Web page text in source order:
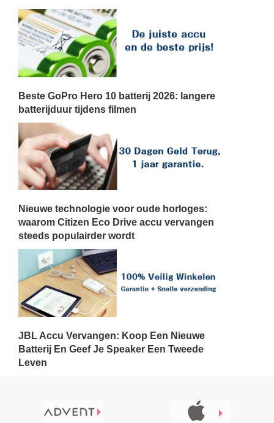
Beste GoPro Hero 10 batterij 2026: langere
batterijduur tijdens filmen
Nieuwe technologie voor oude horloges:
waarom Citizen Eco Drive accu vervangen
steeds populairder wordt
JBL Accu Vervangen: Koop Een Nieuwe
Batterij En Geef Je Speaker Een Tweede
Leven